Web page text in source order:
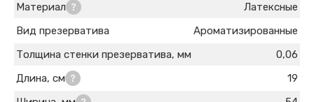
Материал
Латексные
Вид презерватива
Ароматизированные
Толщина стенки презерватива, мм
0,06
Длина, см
19